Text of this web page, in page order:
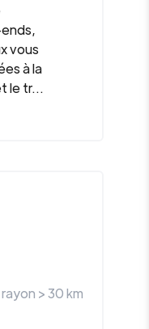
vous
à la
le tr...
>30km